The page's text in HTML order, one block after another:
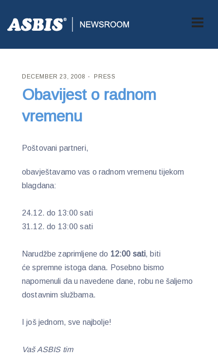
ASBIS CROATIA> PRESS> OBAVIJEST O RADNOM VREMENU
DECEMBER 23, 2008 PRESS
Obavijest o radnom
vremenu
Poštovani partneri,
obavještavamo vas o radnom vremenu tijekom
blagdana:
24.12. do 13:00 sati
31.12. do 13:00 sati
Narudžbe zaprimljene do 12:00 sati, biti
će spremne istoga dana. Posebno bismo
napomenuli da u navedene dane, robu ne šaljemo
dostavnim službama.
I još jednom, sve najbolje!
Vaš ASBIS tim